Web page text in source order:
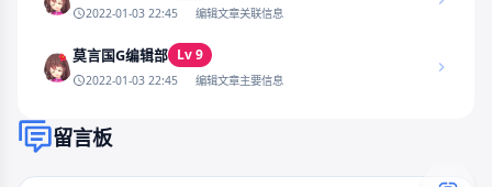
2022-01-03 22:45 编辑文章关联信息
莫言国G编辑部 Lv 9
2022-01-03 22:45 编辑文章主要信息
留言板